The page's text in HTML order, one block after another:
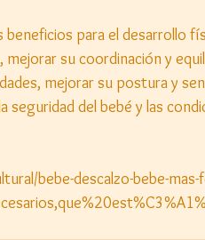
para el desarrollo
su coordinación y
mejorar su postura y
del bebé y las
bebe-descalzo-bebe-mas-